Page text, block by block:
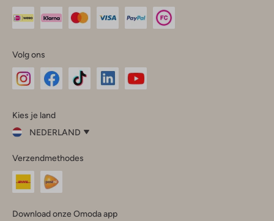
Volg ons
InstagramFacebook
Kies je land
NEDERLAND
je
land
Nederland
Verzendmethodes
Download onze Omoda app